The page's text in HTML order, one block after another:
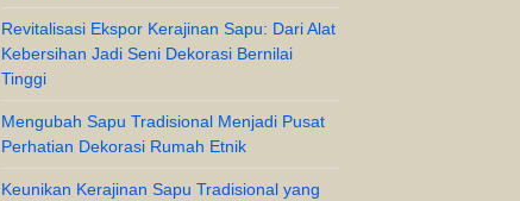
Revitalisasi Ekspor Kerajinan Sapu: Dari Alat
Kebersihan Jadi Seni Dekorasi Bernilai
Tinggi
Mengubah Sapu Tradisional Menjadi Pusat
Perhatian Dekorasi Rumah Etnik
Keunikan Kerajinan Sapu Tradisional yang